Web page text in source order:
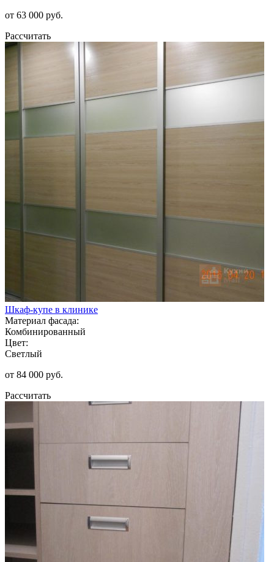
от 63 000 руб.
Рассчитать
Шкаф-купе в клинике
Материал фасада:
Комбинированный
Цвет:
Светлый
от 84 000 руб.
Рассчитать